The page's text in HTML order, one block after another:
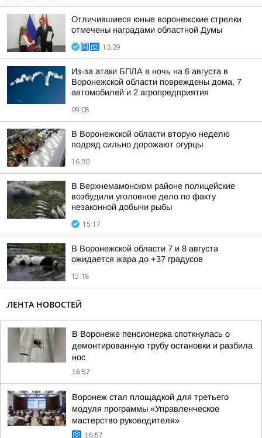
Отличившиеся юные воронежские стрелки
отмечены наградами областной Думы
13:39
Из-за атаки БПЛА в ночь на 6 августа в
Воронежской области повреждены дома, 7
автомобилей и 2 агропредприятия
09:08
В Воронежской области вторую неделю
подряд сильно дорожают огурцы
16:30
В Верхнемамонском районе полицейские
возбудили уголовное дело по факту
незаконной добычи рыбы
15:17
В Воронежской области 7 и 8 августа
ожидается жара до +37 градусов
12:18
ЛЕНТА НОВОСТЕЙ
В Воронеже пенсионерка споткнулась о
демонтированную трубу остановки и разбила
нос
16:57
Воронеж стал площадкой для третьего
модуля программы «Управленческое
мастерство руководителя»
16:57